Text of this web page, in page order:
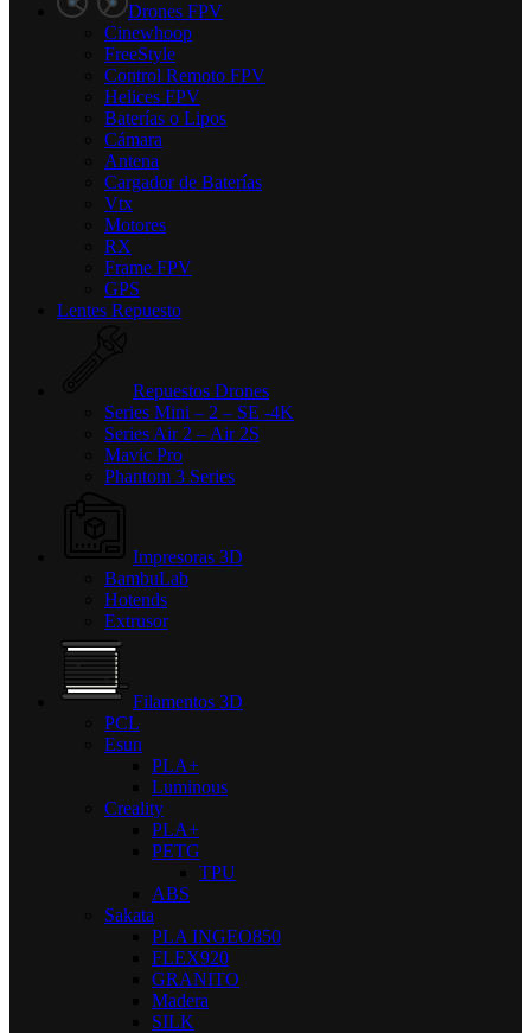
Drones FPV
Cinewhoop
FreeStyle
Control Remoto FPV
Helices FPV
Baterías o Lipos
Cámara
Antena
Cargador de Baterías
Vtx
Motores
RX
Frame FPV
GPS
Lentes Repuesto
Repuestos Drones
Series Mini – 2 – SE -4K
Series Air 2 – Air 2S
Mavic Pro
Phantom 3 Series
Impresoras 3D
BambuLab
Hotends
Extrusor
Filamentos 3D
PCL
Esun
PLA+
Luminous
Creality
PLA+
PETG
TPU
ABS
Sakata
PLA INGEO850
FLEX920
GRANITO
Madera
SILK